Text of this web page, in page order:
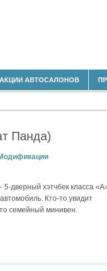
АКЦИИ АВТОСАЛОНОВ
Панда)
дверный хэтчбек класса
Кто-то увидит
семейный минивен.